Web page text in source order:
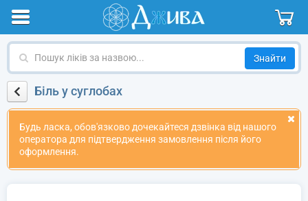
Пошук
за
назвоюБіль у суглобах
Будь ласка, обов'язково дочекайтеся дзвінка від нашого
оператора для підтвердження замовлення після його
оформлення.